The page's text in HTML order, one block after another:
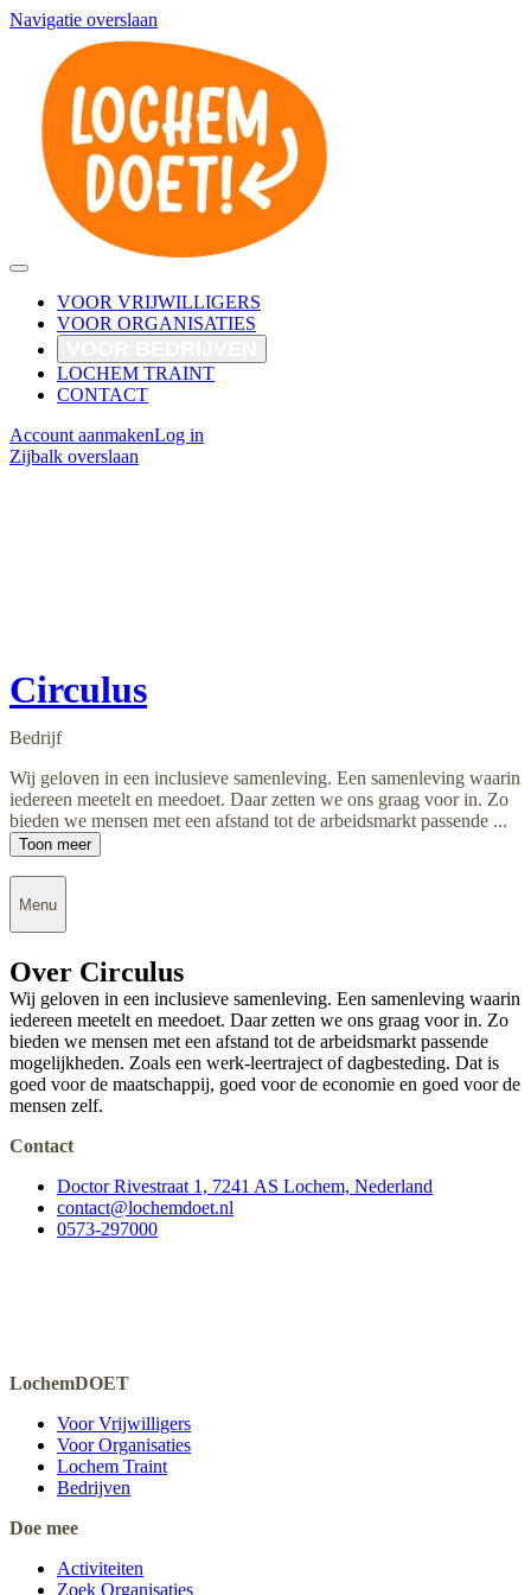
Navigatie overslaan
VOOR VRIJWILLIGERS
VOOR ORGANISATIES
LOCHEM TRAINT
CONTACT
Account aanmakenLog in
Zijbalk overslaan
Circulus
Bedrijf
Wij geloven in een inclusieve samenleving. Een samenleving waarin
iedereen meetelt en meedoet. Daar zetten we ons graag voor in. Zo
bieden we mensen met een afstand tot de arbeidsmarkt passende ...
Toon meer
Menu
Over Circulus
Wij geloven in een inclusieve samenleving. Een samenleving waarin
iedereen meetelt en meedoet. Daar zetten we ons graag voor in. Zo
bieden we mensen met een afstand tot de arbeidsmarkt passende
mogelijkheden. Zoals een werk-leertraject of dagbesteding. Dat is
goed voor de maatschappij, goed voor de economie en goed voor de
mensen zelf.
Contact
Doctor Rivestraat 1, 7241 AS Lochem, Nederland
contact@lochemdoet.nl
0573-297000
LochemDOET
Voor Vrijwilligers
Voor Organisaties
Lochem Traint
Bedrijven
Doe mee
Activiteiten
Zoek Organisaties